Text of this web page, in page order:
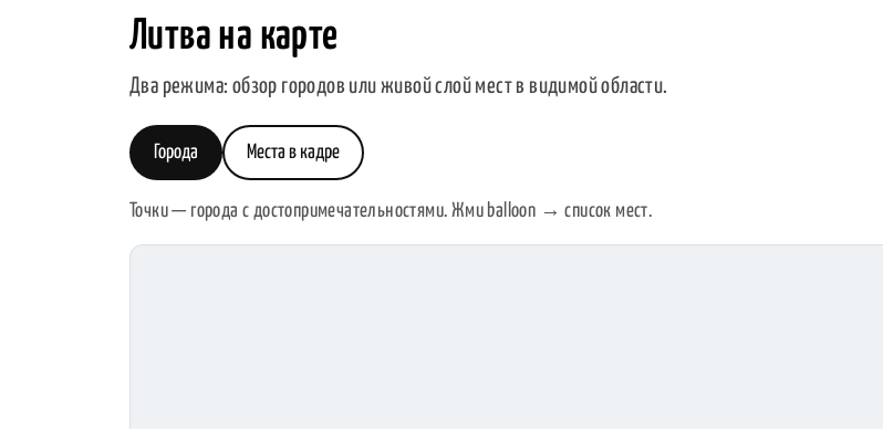
Литва на карте
Два режима: обзор городов или живой слой мест в видимой области.
Города Места в кадре
Точки — города с достопримечательностями. Жми balloon → список мест.